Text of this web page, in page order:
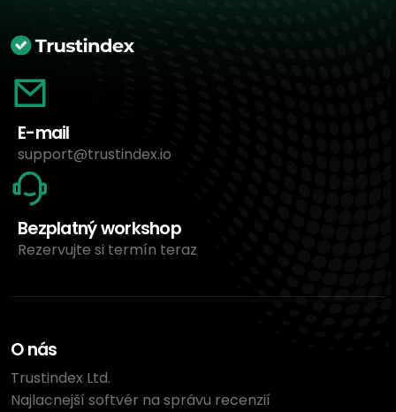
E-mail
support@trustindex.io
Bezplatný workshop
Rezervujte si termín teraz
O nás
Trustindex Ltd.
Najlacnejší softvér na správu recenzií